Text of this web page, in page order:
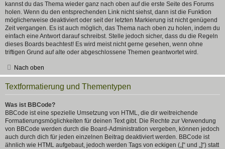
kannst du das Thema wieder ganz nach oben auf die erste Seite des Forums
holen. Wenn du den entsprechenden Link nicht siehst, dann ist die Funktion
möglicherweise deaktiviert oder seit der letzten Markierung ist nicht genügend
Zeit vergangen. Es ist auch möglich, das Thema nach oben zu holen, indem du
einfach eine Antwort darauf schreibst. Stelle jedoch sicher, dass du die Regeln
dieses Boards beachtest! Es wird meist nicht gerne gesehen, wenn ohne
triftigen Grund auf alte oder abgeschlossene Themen geantwortet wird.
Nach oben
Textformatierung und Thementypen
Was ist BBCode?
BBCode ist eine spezielle Umsetzung von HTML, die dir weitreichende
Formatierungsmöglichkeiten für deinen Text gibt. Die Rechte zur Verwendung
von BBCode werden durch die Board-Administration vergeben, können jedoch
auch durch dich für jeden einzelnen Beitrag deaktiviert werden. BBCode ist
ähnlich wie HTML aufgebaut, jedoch werden Tags von eckigen („[“ und „]“) statt